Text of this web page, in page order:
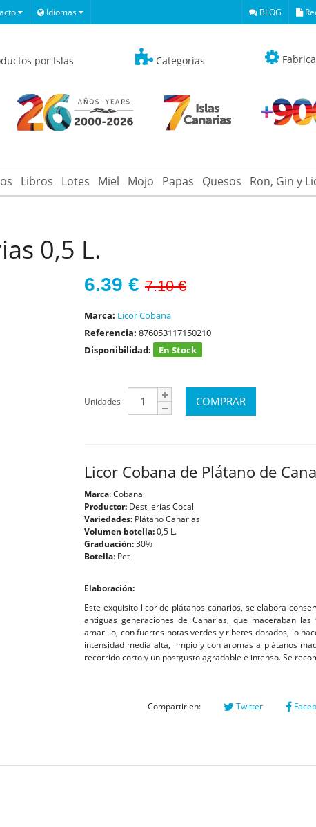
Idiomas BLOG
por Islas Categorias
Libros Lotes Miel Mojo Papas Quesos Ron, Gin y
0,5 L.
6.39 € 7.10 €
Marca: Licor Cobana
Referencia: 876053117150210
Disponibilidad:
En Stock
Unidades
Licor Cobana de Plátano de
Marca: Cobana
Productor: Destilerías Cocal
Variedades: Plátano Canarias
Volumen botella:0,5 L.
Graduación:30%
Botella: Pet
Elaboración:
Este exquisito licor de plátanos canarios, se elabora
antiguas generaciones de Canarias, que maceraban
amarillo, con fuertes notas verdes y ribetes dorados, lo
intensidad media alta, limpio y con aromas a plátanos
recorrido corto y un postgusto agradable e intenso. Se
Compartir en: Twitter